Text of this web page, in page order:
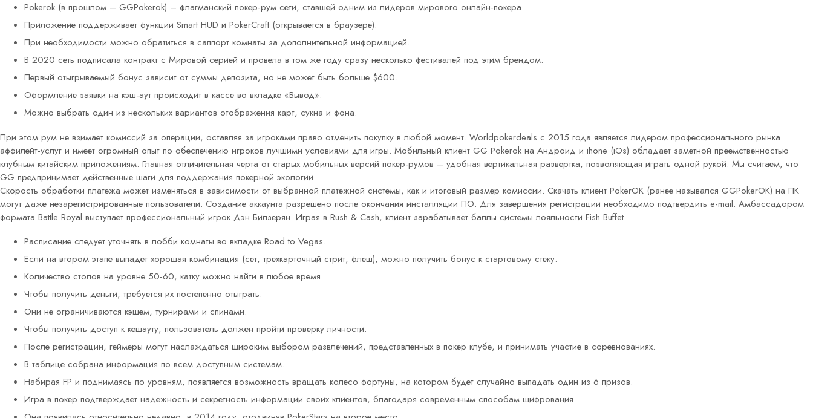
Pokerok (в прошлом – GGPokerok) – флагманский покер-рум сети, ставшей одним из лидеров мирового онлайн-покера.
Приложение поддерживает функции Smart HUD и PokerCraft (открывается в браузере).
При необходимости можно обратиться в саппорт комнаты за дополнительной информацией.
В 2020 сеть подписала контракт с Мировой серией и провела в том же году сразу несколько фестивалей под этим брендом.
Первый отыгрываемый бонус зависит от суммы депозита, но не может быть больше $600.
Оформление заявки на кэш-аут происходит в кассе во вкладке «Вывод».
Можно выбрать один из нескольких вариантов отображения карт, сукна и фона.
При этом рум не взимает комиссий за операции, оставляя за игроками право отменить покупку в любой момент. Worldpokerdeals с 2015 года является лидером профессионального рынка
аффилейт-услуг и имеет огромный опыт по обеспечению игроков лучшими условиями для игры. Мобильный клиент GG Pokerok на Андроид и ihone (iOs) обладает заметной преемственностью
клубным китайским приложениям. Главная отличительная черта от старых мобильных версий покер-румов – удобная вертикальная развертка, позволяющая играть одной рукой. Мы считаем, что
GG предпринимает действенные шаги для поддержания покерной экологии.
Скорость обработки платежа может изменяться в зависимости от выбранной платежной системы, как и итоговый размер комиссии. Скачать клиент PokerOK (ранее назывался GGPokerOK) на ПК
могут даже незарегистрированные пользователи. Создание аккаунта разрешено после окончания инсталляции ПО. Для завершения регистрации необходимо подтвердить e-mail. Амбассадором
формата Battle Royal выступает профессиональный игрок Дэн Билзерян. Играя в Rush & Cash, клиент зарабатывает баллы системы лояльности Fish Buffet.
Расписание следует уточнять в лобби комнаты во вкладке Road to Vegas.
Если на втором этапе выпадет хорошая комбинация (сет, трехкарточный стрит, флеш), можно получить бонус к стартовому стеку.
Количество столов на уровне 50-60, катку можно найти в любое время.
Чтобы получить деньги, требуется их постепенно отыграть.
Они не ограничиваются кэшем, турнирами и спинами.
Чтобы получить доступ к кешауту, пользователь должен пройти проверку личности.
После регистрации, геймеры могут наслаждаться широким выбором развлечений, представленных в покер клубе, и принимать участие в соревнованиях.
В таблице собрана информация по всем доступным системам.
Набирая FP и поднимаясь по уровням, появляется возможность вращать колесо фортуны, на котором будет случайно выпадать один из 6 призов.
Игра в покер подтверждает надежность и секретность информации своих клиентов, благодаря современным способам шифрования.